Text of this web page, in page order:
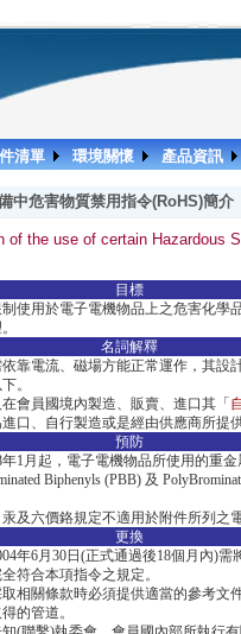
清單 環境關懷 產品資訊
中危害物質禁用指令(RoHS)簡介
of the use of certain Hazardous
目標
使用於電子電機物品上之危害化學
名詞解釋
靠電流、磁場方能正常運作，其設
。
會員國境內製造、販賣、進口其「
口、自行製造或是經由供應商所提供
預防
1月起，電子電機物品所使用的重
Biphenyls (PBB) 及
及六價鉻規定不適用於附件所列之
更換
年6月30日(正式通過後18個月內)需
符合本項指令之規定。
相關條款時必須提供適當的參考文
的管道。